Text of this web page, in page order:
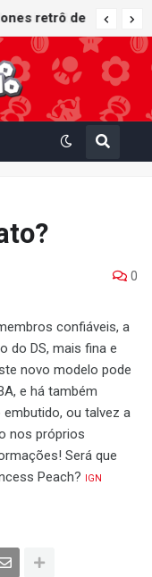
retrô de
Circuit
0
confiáveis, a
do DS, mais fina e
novo modelo pode
e há também
ou talvez a
nos próprios
Será que
Peach?
IGN